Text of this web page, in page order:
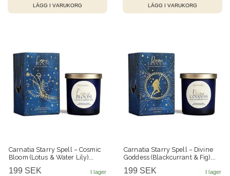
Carnatia Starry Spell – Cosmic
Bloom (Lotus & Water Lily),
199 SEK
Carnatia Starry Spell – Divine
Goddess (Blackcurrant & Fig),
199 SEK